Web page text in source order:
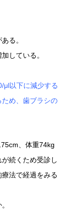
る。
している。
以下に減少する
め、歯ブラシの
、体重74kg
続くため受診し
法で経過をみる